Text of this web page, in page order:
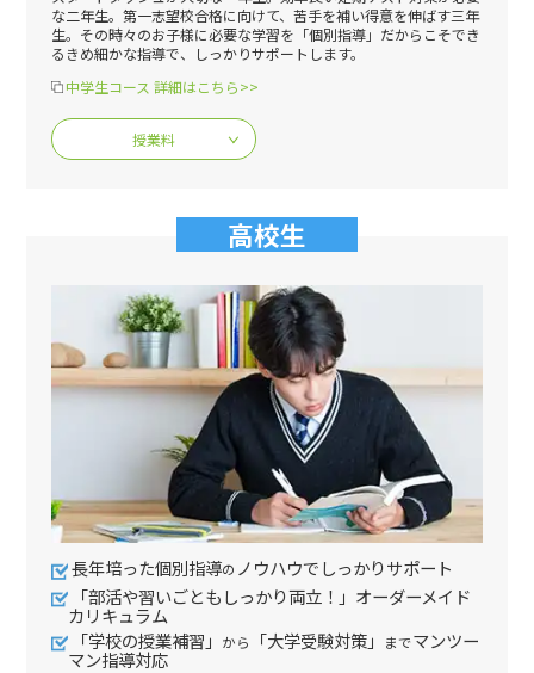
な二年生。第一志望校合格に向けて、苦手を補い得意を伸ばす三年
生。その時々のお子様に必要な学習を「個別指導」だからこそでき
るきめ細かな指導で、しっかりサポートします。
中学生コース 詳細はこちら>>
授業料
高校生
長年培った個別指導の ノウハウでしっかりサポート
「部活や習いごともしっかり両立！」オーダーメイド
カリキュラム
「学校の授業補習」
から 「大学受験対策」 までマンツー
マン指導対応